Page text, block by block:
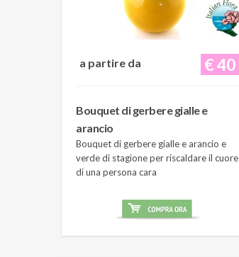
€ 40
a partire da
Bouquet di gerbere gialle e
arancio
Bouquet di gerbere gialle e arancio e
verde di stagione per riscaldare il cuore
di una persona cara